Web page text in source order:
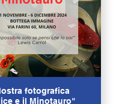
fotografica
e il Minotauro"